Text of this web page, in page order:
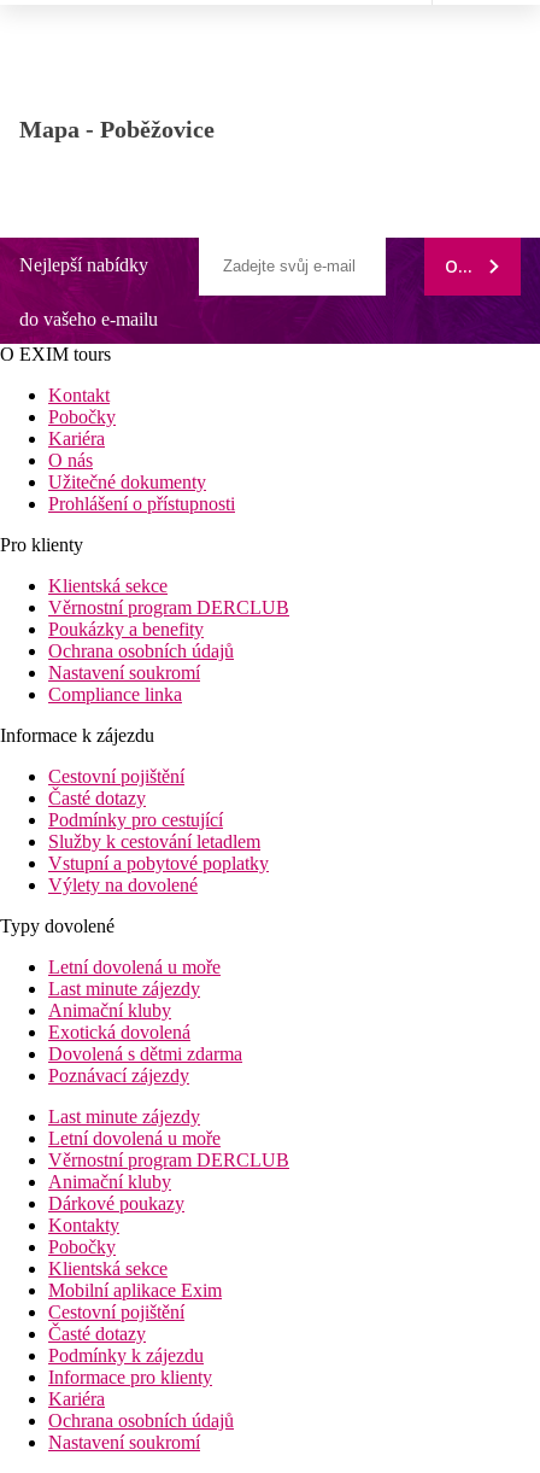
Mapa - Poběžovice
Nejlepší nabídky
do vašeho e-mailu
ODEBÍRAT
O EXIM tours
Kontakt
Pobočky
Kariéra
O nás
Užitečné dokumenty
Prohlášení o přístupnosti
Pro klienty
Klientská sekce
Věrnostní program DERCLUB
Poukázky a benefity
Ochrana osobních údajů
Nastavení soukromí
Compliance linka
Informace k zájezdu
Cestovní pojištění
Časté dotazy
Podmínky pro cestující
Služby k cestování letadlem
Vstupní a pobytové poplatky
Výlety na dovolené
Typy dovolené
Letní dovolená u moře
Last minute zájezdy
Animační kluby
Exotická dovolená
Dovolená s dětmi zdarma
Poznávací zájezdy
Last minute zájezdy
Letní dovolená u moře
Věrnostní program DERCLUB
Animační kluby
Dárkové poukazy
Kontakty
Pobočky
Klientská sekce
Mobilní aplikace Exim
Cestovní pojištění
Časté dotazy
Podmínky k zájezdu
Informace pro klienty
Kariéra
Ochrana osobních údajů
Nastavení soukromí